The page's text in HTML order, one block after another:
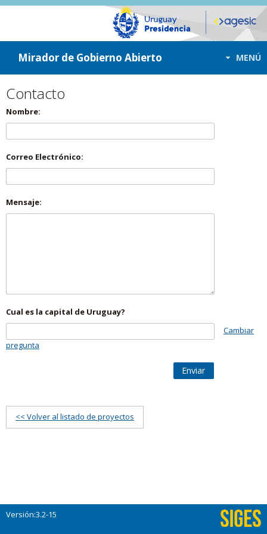
ir a contenido
ir al menú
Mirador de Gobierno Abierto MENÚ
Contacto
Nombre:
Correo Electrónico:
Mensaje:
Cual es la capital de Uruguay?
Cambiar
pregunta
Enviar
<< Volver al listado de proyectos
Versión:3.2-15